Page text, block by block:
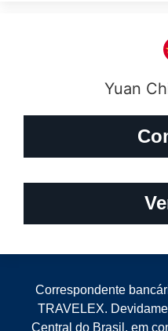
Yuan
Correspondente
TRAVELEX.
Central do Brasil, em